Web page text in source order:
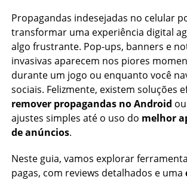
Propagandas indesejadas no celular
transformar uma experiência digital
algo frustrante. Pop-ups, banners e
invasivas aparecem nos piores
durante um jogo ou enquanto você
sociais. Felizmente, existem soluções
remover propagandas no Android
ajustes simples até o uso do melhor
de anúncios.
Neste guia, vamos explorar
pagas, com reviews detalhados e uma